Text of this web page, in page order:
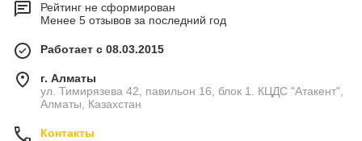
Рейтинг не сформирован
Менее 5 отзывов за последний год
Работает с 08.03.2015
г. Алматы
ул. Тимирязева 42, павильон 16, блок 1. КЦДС "Атакент",
Алматы, Казахстан
Контакты